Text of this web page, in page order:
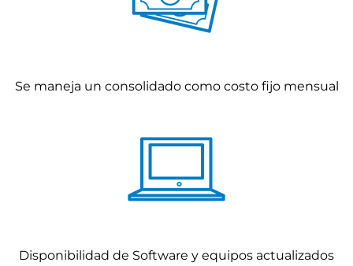
Se maneja un consolidado como costo fijo mensual
Disponibilidad de Software y equipos actualizados